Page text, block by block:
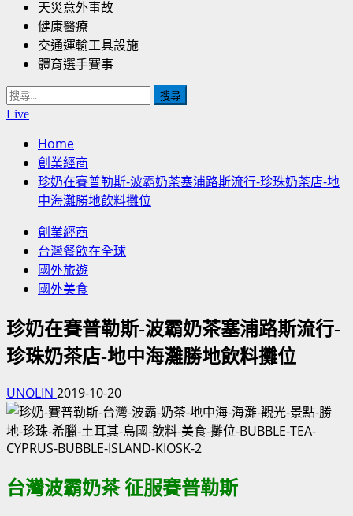
天災意外事故
健康醫療
交通運輸工具設施
體育選手賽事
搜
尋
Live
Home
創業經商
珍奶在賽普勒斯-波霸奶茶塞浦路斯流行-珍珠奶茶店-地
中海灘勝地飲料攤位
創業經商
台灣餐飲在全球
國外旅遊
國外美食
珍奶在賽普勒斯-波霸奶茶塞浦路斯流行-
珍珠奶茶店-地中海灘勝地飲料攤位
UNOLIN 2019-10-20
台灣波霸奶茶 征服賽普勒斯